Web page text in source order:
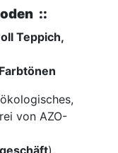
::
Teppich,
von AZO-